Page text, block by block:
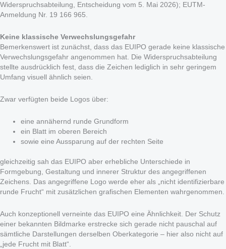
Widerspruchsabteilung, Entscheidung vom 5. Mai 2026); EUTM-
Anmeldung Nr. 19 166 965.
Keine klassische Verwechslungsgefahr
Bemerkenswert ist zunächst, dass das EUIPO gerade keine klassische
Verwechslungsgefahr angenommen hat. Die Widerspruchsabteilung
stellte ausdrücklich fest, dass die Zeichen lediglich in sehr geringem
Umfang visuell ähnlich seien.
Zwar verfügten beide Logos über:
eine annähernd runde Grundform
ein Blatt im oberen Bereich
sowie eine Aussparung auf der rechten Seite
gleichzeitig sah das EUIPO aber erhebliche Unterschiede in
Formgebung, Gestaltung und innerer Struktur des angegriffenen
Zeichens. Das angegriffene Logo werde eher als „nicht identifizierbare
runde Frucht“ mit zusätzlichen grafischen Elementen wahrgenommen.
Auch konzeptionell verneinte das EUIPO eine Ähnlichkeit. Der Schutz
einer bekannten Bildmarke erstrecke sich gerade nicht pauschal auf
sämtliche Darstellungen derselben Oberkategorie – hier also nicht auf
„jede Frucht mit Blatt“.